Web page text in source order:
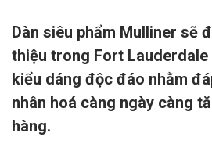
Dàn siêu phẩm Mulliner sẽ
thiệu trong Fort Lauderdale
kiểu dáng độc đáo nhằm
nhân hoá càng ngày càng
hàng.